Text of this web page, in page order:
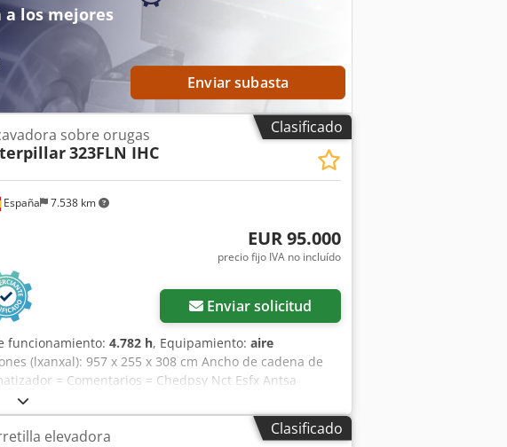
los mejores
Enviar subasta
Clasificado
España 7.538 km
sobre orugas
323FLN IHC
EUR 95.000
precio fijo IVA no incluído
Enviar solicitud
funcionamiento: 4.782 h, Equipamiento: aire
(lxanxal): 957 x 255 x 308 cm Ancho de cadena de
= Comentarios = Chedpsy Nct Esfx Antsa
de segunda mano de 23,5 tn. Caterpillar 323FLN
cerca de edificios y en zonas reducidas, sin
No Aire acondicionado: Climatizador Alcance:
Clasificado
elevadora